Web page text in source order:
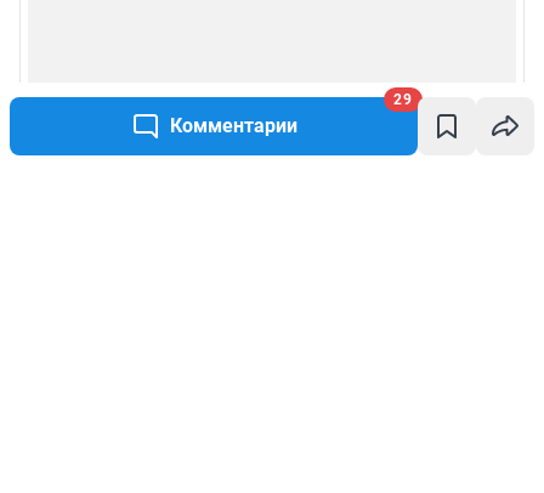
Комментарии
29